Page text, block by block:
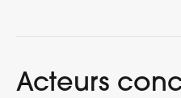
Acteurs